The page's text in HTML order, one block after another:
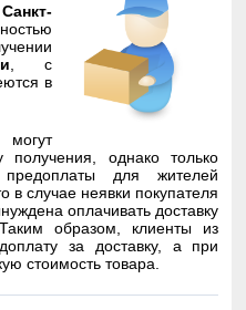
, с
в
получения, однако только
предоплаты для жителей
в случае неявки покупателя
оплачивать доставку
образом, клиенты из
за доставку, а при
стоимость товара.